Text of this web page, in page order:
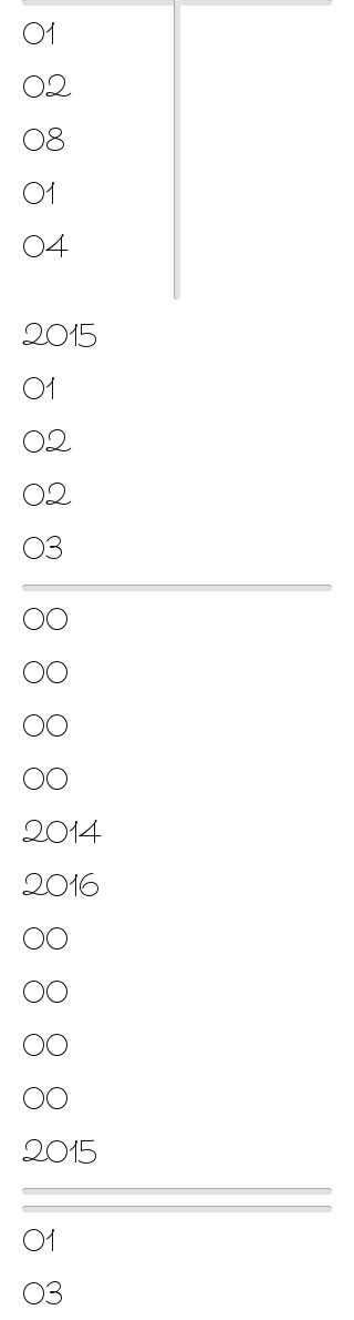
01
02
08
01
04
2015
01
02
02
03
00
00
00
00
2014
2016
00
00
00
00
2015
01
03